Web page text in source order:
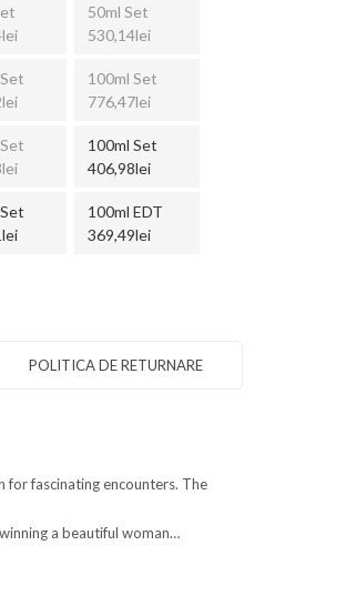
50ml Set
530,14lei
100ml Set
776,47lei
100ml Set
406,98lei
100ml EDT
369,49lei
POLITICA DE RETURNARE
for fascinating encounters. The
a beautiful woman…